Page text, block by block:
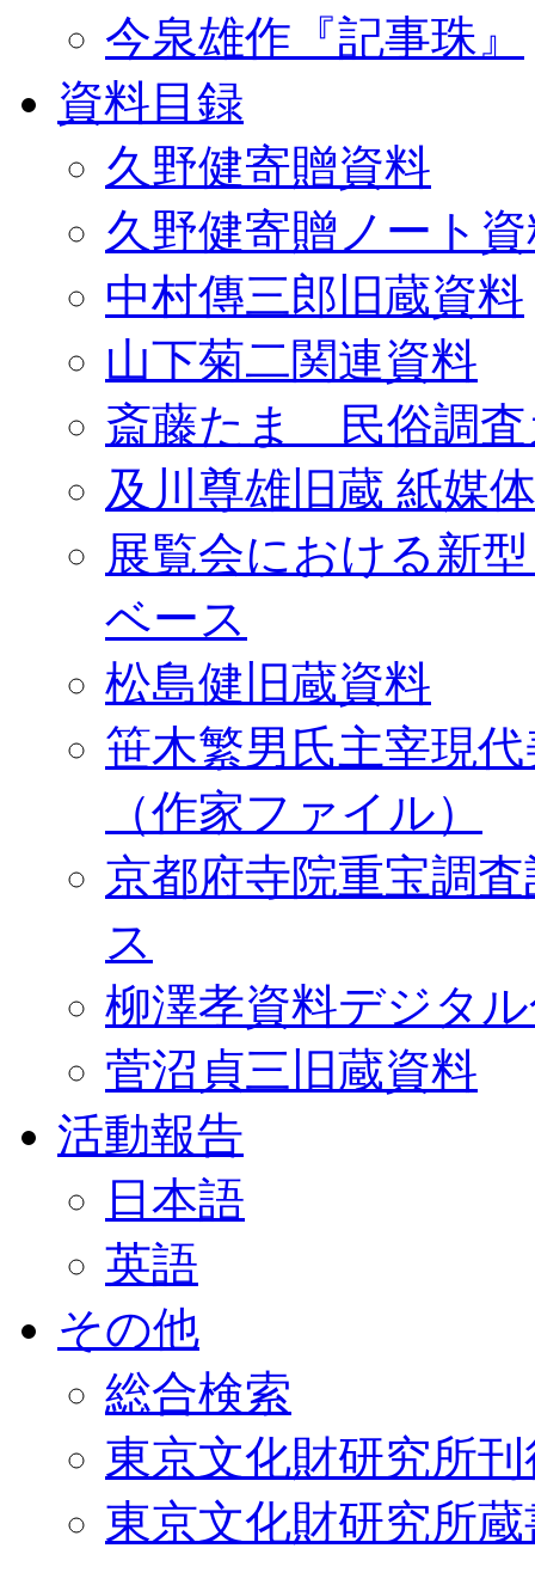
今泉雄作『記事珠』
資料目録
久野健寄贈資料
久野健寄贈ノート
中村傳三郎旧蔵資料
山下菊二関連資料
斎藤たま 民俗調査
及川尊雄旧蔵 紙媒
展覧会における新
ベース
松島健旧蔵資料
笹木繁男氏主宰現
（作家ファイル）
京都府寺院重宝調
ス
柳澤孝資料デジタ
菅沼貞三旧蔵資料
活動報告
日本語
英語
その他
総合検索
東京文化財研究所
東京文化財研究所